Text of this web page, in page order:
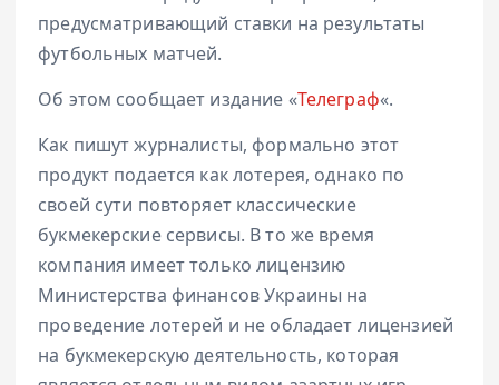
предусматривающий ставки на результаты
футбольных матчей.
Об этом сообщает издание «Телеграф«.
Как пишут журналисты, формально этот
продукт подается как лотерея, однако по
своей сути повторяет классические
букмекерские сервисы. В то же время
компания имеет только лицензию
Министерства финансов Украины на
проведение лотерей и не обладает лицензией
на букмекерскую деятельность, которая